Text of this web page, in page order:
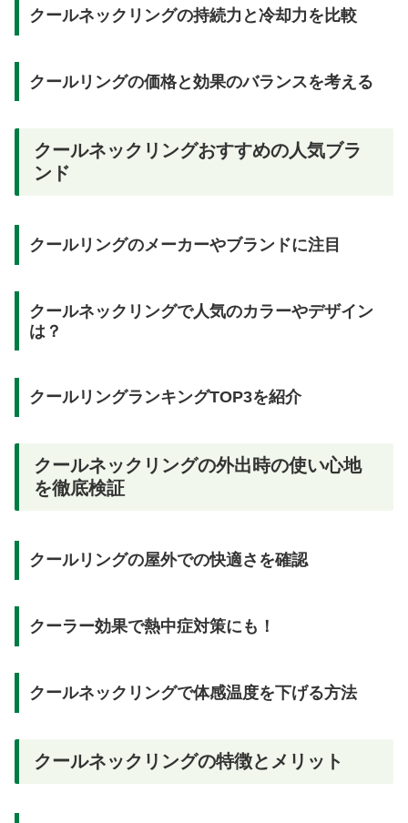
クールネックリングの持続力と冷却力を比較
クールリングの価格と効果のバランスを考える
クールネックリングおすすめの人気ブラ
ンド
クールリングのメーカーやブランドに注目
クールネックリングで人気のカラーやデザイン
は？
クールリングランキングTOP3を紹介
クールネックリングの外出時の使い心地
を徹底検証
クールリングの屋外での快適さを確認
クーラー効果で熱中症対策にも！
クールネックリングで体感温度を下げる方法
クールネックリングの特徴とメリット